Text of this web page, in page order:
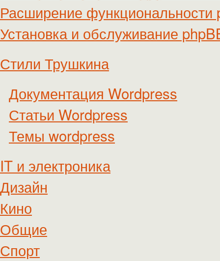
Расширение функциональности
Установка и обслуживание
Стили Трушкина
Документация Wordpress
Статьи Wordpress
Темы wordpress
IT и электроника
Дизайн
Кино
Общие
Спорт